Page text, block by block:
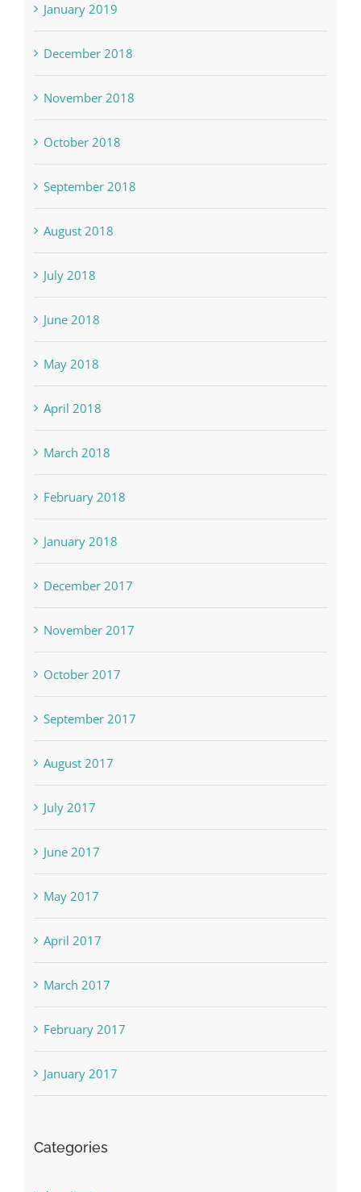
January 2019
December 2018
November 2018
October 2018
September 2018
August 2018
July 2018
June 2018
May 2018
April 2018
March 2018
February 2018
January 2018
December 2017
November 2017
October 2017
September 2017
August 2017
July 2017
June 2017
May 2017
April 2017
March 2017
February 2017
January 2017
Categories